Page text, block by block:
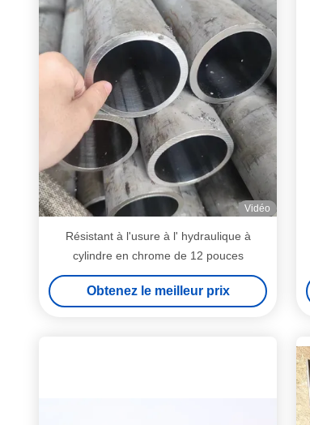
Vidéo
Résistant à l'usure à l' hydraulique à
cylindre en chrome de 12 pouces
Obtenez le meilleur prix